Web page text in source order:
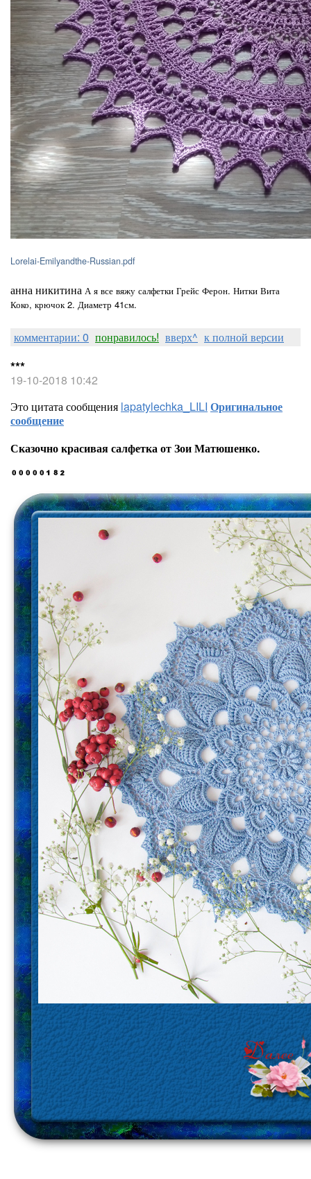
Lorelai-Emilyandthe-Russian.pdf
анна никитина А я все вяжу салфетки Грейс Ферон. Нитки Вита
Коко, крючок 2. Диаметр 41см.
комментарии: 0 понравилось! вверх^ к полной версии
***
19-10-2018 10:42
Это цитата сообщения lapatylechka_LILI Оригинальное
сообщение
Сказочно красивая салфетка от Зои Матюшенко.